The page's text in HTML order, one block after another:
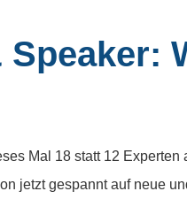
Speaker:
Mal 18 statt 12
jetzt gespannt auf neue